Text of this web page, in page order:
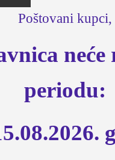
Poštovani kupci,
periodu: